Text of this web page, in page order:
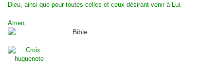
Dieu, ainsi que pour toutes celles et ceux désirant venir à Lui.
Amen,